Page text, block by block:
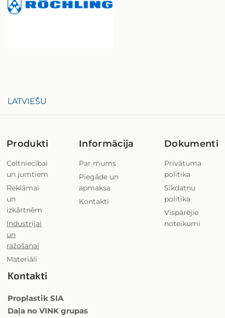
LATVIEŠU
Produkti
Celtniecībai
un jumtiem
Reklāmai
un
izkārtnēm
Industrijai
un
ražošanai
Materiāli
Informācija
Par mums
Piegāde un
apmaksa
Kontakti
Dokumenti
Privātuma
politika
Sīkdatņu
politika
Vispārējie
noteikumi
Kontakti
Proplastik SIA
Daļa no VINK grupas